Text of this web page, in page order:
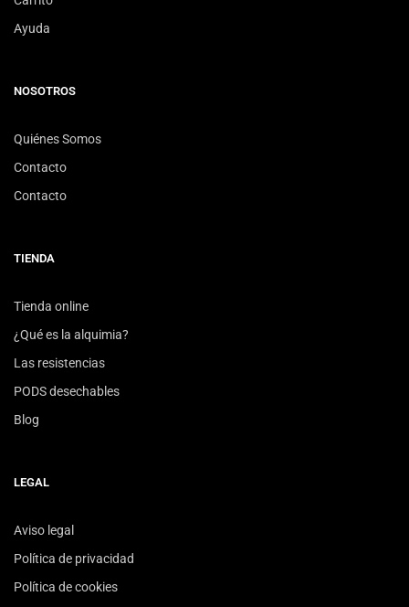
Ayuda
NOSOTROS
Quiénes Somos
Contacto
Contacto
TIENDA
Tienda online
¿Qué es la alquimia?
Las resistencias
PODS desechables
Blog
LEGAL
Aviso legal
Política de privacidad
Política de cookies